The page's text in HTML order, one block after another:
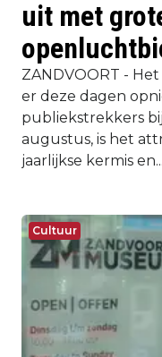
uit met
ZANDVOORT -
er deze dagen
publiekstrekkers
augustus, is het
jaarlijkse kermis en...
Cultuur